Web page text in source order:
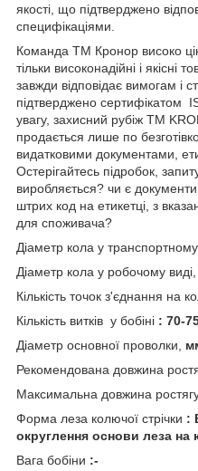
якості, що підтверджено
специфікаціями.
Команда ТМ Кронор високо
тільки високонадійні і якісні
завжди відповідає вимогам і
підтверджено сертифікатом
увагу, захисний рубіж TM
продається лише по
видатковими документами,
Остерігайтесь підробок,
виробляється? чи є документи
штрих код на етикетці, з
для споживача?
Діаметр кола у транспортному
Діаметр кола у робочому виді,
Кількість точок з'єднання на
Кількість витків у бобіні : 70-
Діаметр основної проволки,
Рекомендована довжина
Максимальна довжина
Форма леза колючої стрічки :
округлення основи леза на
Вага бобіни :-